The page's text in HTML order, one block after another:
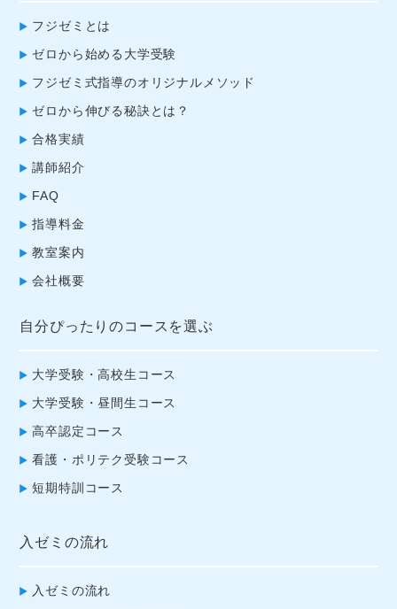
フジゼミとは
ゼロから始める大学受験
フジゼミ式指導のオリジナルメソッド
ゼロから伸びる秘訣とは？
合格実績
講師紹介
FAQ
指導料金
教室案内
会社概要
自分ぴったりのコースを選ぶ
大学受験・高校生コース
大学受験・昼間生コース
高卒認定コース
看護・ポリテク受験コース
短期特訓コース
入ゼミの流れ
入ゼミの流れ